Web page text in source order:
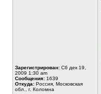
Зарегистрирован: Сб дек 19,
2009 1:30 am
Сообщения: 1639
Откуда: Россия, Московская
обл., г. Коломна